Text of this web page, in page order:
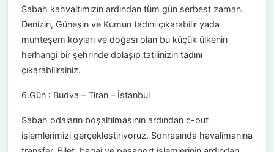
Sabah kahvaltımızın ardından tüm gün serbest zaman.
Denizin, Güneşin ve Kumun tadını çıkarabilir yada
muhteşem koyları ve doğası olan bu küçük ülkenin
herhangi bir şehrinde dolaşıp tatilinizin tadını
çıkarabilirsiniz.
6.Gün : Budva – Tiran – İstanbul
Sabah odaların boşaltılmasının ardından c-out
işlemlerimizi gerçekleştiriyoruz. Sonrasında havalimanına